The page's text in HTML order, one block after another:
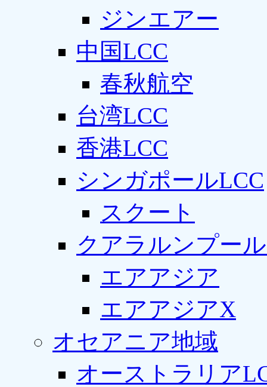
ジンエアー
中国LCC
春秋航空
台湾LCC
香港LCC
シンガポールLCC
スクート
クアラルンプー
エアアジア
エアアジアX
オセアニア地域
オーストラリア